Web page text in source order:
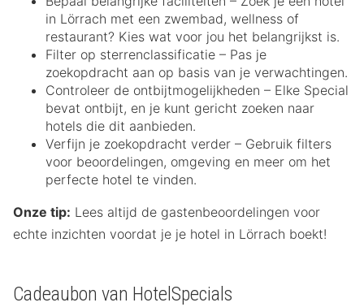
in Lörrach met een zwembad, wellness of
restaurant? Kies wat voor jou het belangrijkst is.
Filter op sterrenclassificatie – Pas je
zoekopdracht aan op basis van je verwachtingen.
Controleer de ontbijtmogelijkheden – Elke Special
bevat ontbijt, en je kunt gericht zoeken naar
hotels die dit aanbieden.
Verfijn je zoekopdracht verder – Gebruik filters
voor beoordelingen, omgeving en meer om het
perfecte hotel te vinden.
Onze tip: Lees altijd de gastenbeoordelingen voor
echte inzichten voordat je je hotel in Lörrach boekt!
Cadeaubon van HotelSpecials